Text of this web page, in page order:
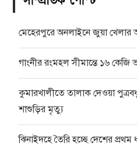
মেহেরপুরে অনলাইনে জুয়া খেলার
গাংনীর রংমহল সীমান্তে ১৬ কেজি
কুমারখালীতে তালাক দেওয়া
শাশুড়ির মৃত্যু
ঝিনাইদহে তৈরি হচ্ছে দেশের প্রথম